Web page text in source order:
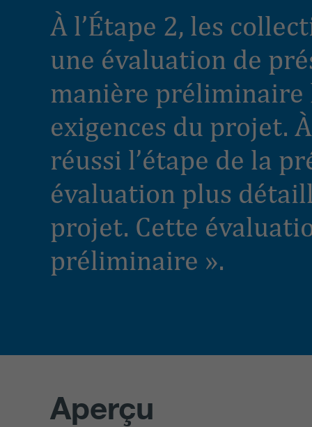
À l’Étape 2, les
une évaluation de
manière
exigences du projet.
réussi l’étape de la
évaluation plus
projet. Cette
préliminaire ».
Aperçu